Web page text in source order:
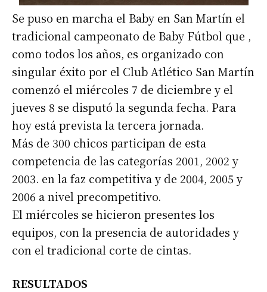
Se puso en marcha el Baby en San Martín el
tradicional campeonato de Baby Fútbol que ,
como todos los años, es organizado con
singular éxito por el Club Atlético San Martín
comenzó el miércoles 7 de diciembre y el
jueves 8 se disputó la segunda fecha. Para
hoy está prevista la tercera jornada.
Más de 300 chicos participan de esta
competencia de las categorías 2001, 2002 y
2003. en la faz competitiva y de 2004, 2005 y
2006 a nivel precompetitivo.
El miércoles se hicieron presentes los
equipos, con la presencia de autoridades y
con el tradicional corte de cintas.
RESULTADOS